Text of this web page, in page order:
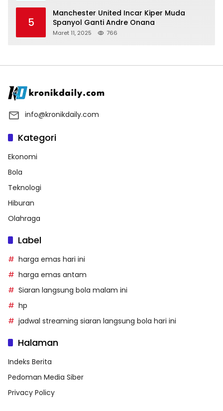
5
Manchester United Incar Kiper Muda
Spanyol Ganti Andre Onana
Maret 11, 2025 766
info@kronikdaily.com
Kategori
Ekonomi
Bola
Teknologi
Hiburan
Olahraga
Label
harga emas hari ini
harga emas antam
Siaran langsung bola malam ini
hp
jadwal streaming siaran langsung bola hari ini
Halaman
Indeks Berita
Pedoman Media Siber
Privacy Policy